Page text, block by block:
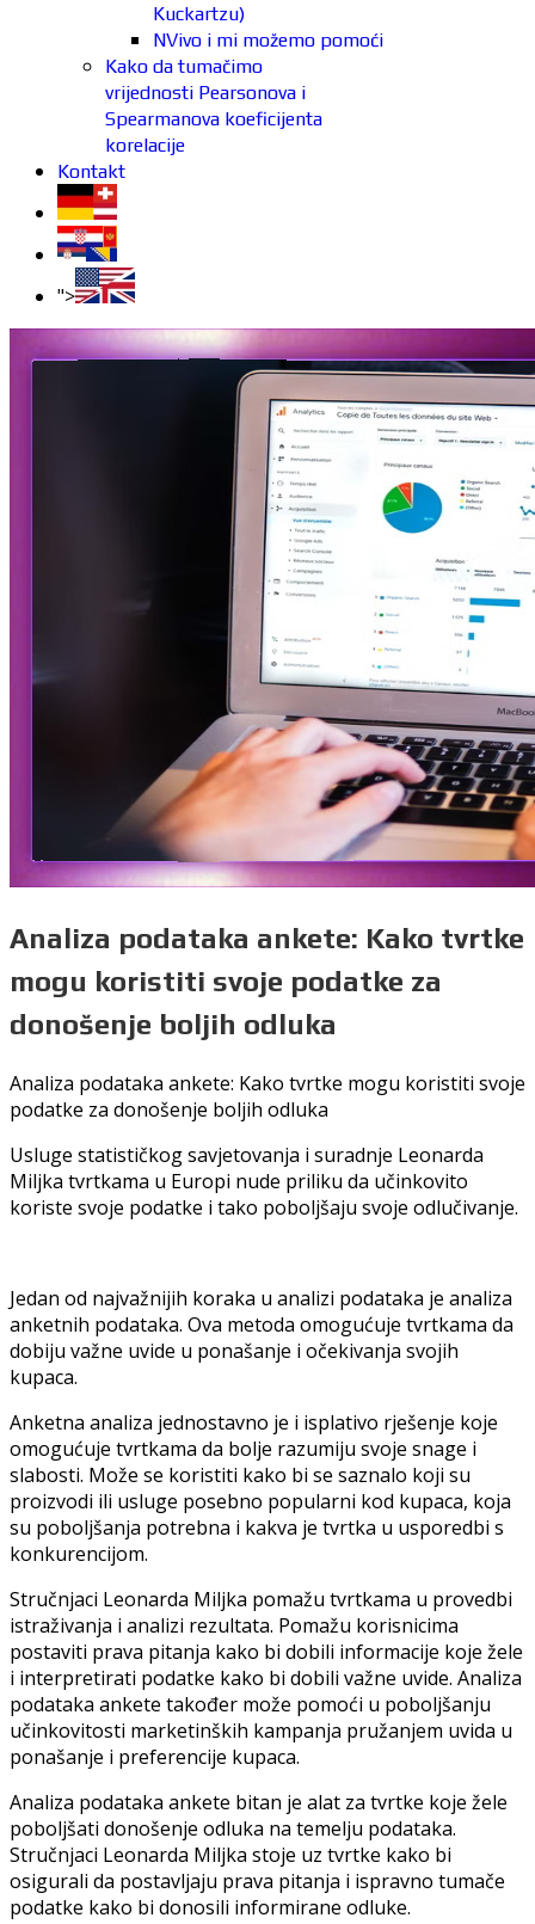
Kuckartzu)
NVivo i mi možemo pomoći
Kako da tumačimo
vrijednosti Pearsonova i
Spearmanova koeficijenta
korelacije
Kontakt
">
Analiza podataka ankete: Kako tvrtke
mogu koristiti svoje podatke za
donošenje boljih odluka
Analiza podataka ankete: Kako tvrtke mogu koristiti svoje
podatke za donošenje boljih odluka
Usluge statističkog savjetovanja i suradnje Leonarda
Miljka tvrtkama u Europi nude priliku da učinkovito
koriste svoje podatke i tako poboljšaju svoje odlučivanje.
Jedan od najvažnijih koraka u analizi podataka je analiza
anketnih podataka. Ova metoda omogućuje tvrtkama da
dobiju važne uvide u ponašanje i očekivanja svojih
kupaca.
Anketna analiza jednostavno je i isplativo rješenje koje
omogućuje tvrtkama da bolje razumiju svoje snage i
slabosti. Može se koristiti kako bi se saznalo koji su
proizvodi ili usluge posebno popularni kod kupaca, koja
su poboljšanja potrebna i kakva je tvrtka u usporedbi s
konkurencijom.
Stručnjaci Leonarda Miljka pomažu tvrtkama u provedbi
istraživanja i analizi rezultata. Pomažu korisnicima
postaviti prava pitanja kako bi dobili informacije koje žele
i interpretirati podatke kako bi dobili važne uvide. Analiza
podataka ankete također može pomoći u poboljšanju
učinkovitosti marketinških kampanja pružanjem uvida u
ponašanje i preferencije kupaca.
Analiza podataka ankete bitan je alat za tvrtke koje žele
poboljšati donošenje odluka na temelju podataka.
Stručnjaci Leonarda Miljka stoje uz tvrtke kako bi
osigurali da postavljaju prava pitanja i ispravno tumače
podatke kako bi donosili informirane odluke.